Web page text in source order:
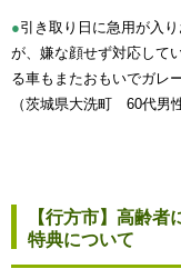
●引き取り日に急用が入
が、嫌な顔せず対応して
る車もまたおもいでガレ
（茨城県大洗町 60代男性
【行方市】高齢者
特典について